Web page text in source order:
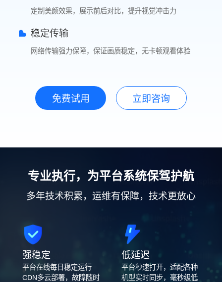
定制美颜效果，展示前后对比，提升视觉冲击力
稳定传输
网络传输强力保障，保证画质稳定，无卡顿观看体验
免费试用 立即咨询
专业执行，为平台系统保驾护航
多年技术积累，运维有保障，技术更放心
强稳定
平台在线每日稳定运行
CDN多云部署，故障随时
低延迟
平台秒速打开，适配各种
机型实时同步，毫秒级低